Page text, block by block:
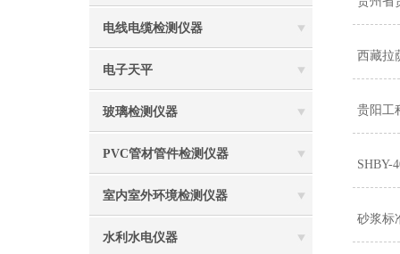
电线电缆检测仪器
电子天平
玻璃检测仪器
PVC管材管件检测仪器
室内室外环境检测仪器
水利水电仪器
西藏拉
贵阳工
SHBY-
砂浆标